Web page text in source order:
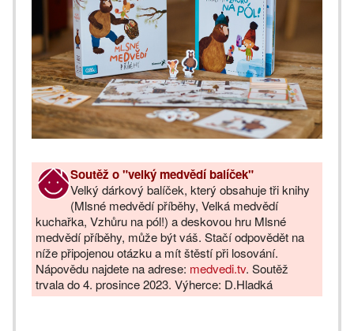
Soutěž o "velký medvědí balíček"
Velký dárkový balíček, který obsahuje tři knihy
(Mlsné medvědí příběhy, Velká medvědí
kuchařka, Vzhůru na pól!) a deskovou hru Mlsné
medvědí příběhy, může být váš. Stačí odpovědět na
níže připojenou otázku a mít štěstí při losování.
Nápovědu najdete na adrese: medvedi.tv. Soutěž
trvala do 4. prosince 2023. Výherce: D.Hladká